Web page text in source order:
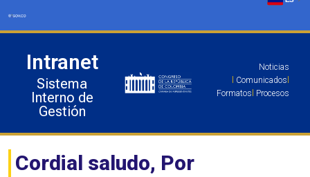
Intranet
Sistema
Interno de
Gestión
Noticias
Comunicados
Formatos Procesos
Cordial saludo, Por